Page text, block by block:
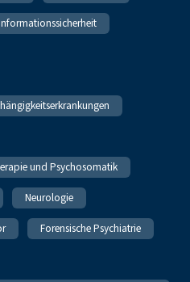
und Psychosomatik
Neurologie
Forensische Psychiatrie